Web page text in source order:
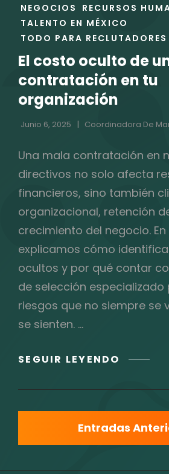
NEGOCIOS
RECURSOS
TALENTO EN MÉXICO
TODO PARA RECLUTADORES
El costo oculto de
contratación en tu
organización
Junio 6, 2025 Coordinadora De
Una mala contratación en
directivos no solo afecta
financieros, sino también
organizacional, retención
crecimiento del negocio.
explicamos cómo
ocultos y por qué contar
de selección especializado
riesgos que no siempre se
se sienten. …
SEGUIR LEYENDO EL
OCULTO
MALA
Navegación
de
Entradas